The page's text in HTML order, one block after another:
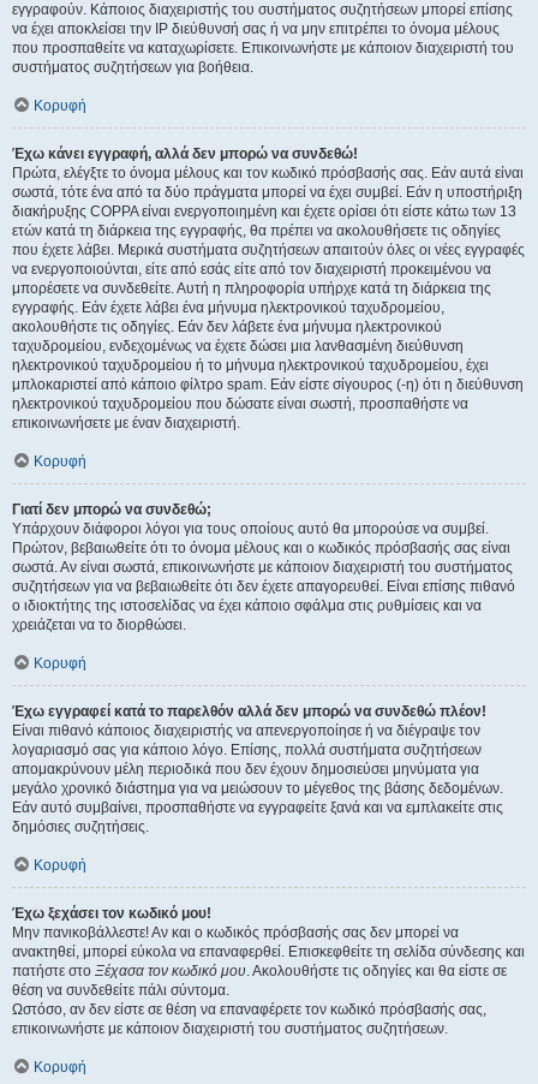
εγγραφούν. Κάποιος διαχειριστής του συστήματος συζητήσεων μπορεί επίσης
να έχει αποκλείσει την IP διεύθυνσή σας ή να μην επιτρέπει το όνομα μέλους
που προσπαθείτε να καταχωρίσετε. Επικοινωνήστε με κάποιον διαχειριστή του
συστήματος συζητήσεων για βοήθεια.
Κορυφή
Έχω κάνει εγγραφή, αλλά δεν μπορώ να συνδεθώ!
Πρώτα, ελέγξτε το όνομα μέλους και τον κωδικό πρόσβασής σας. Εάν αυτά είναι
σωστά, τότε ένα από τα δύο πράγματα μπορεί να έχει συμβεί. Εάν η υποστήριξη
διακήρυξης COPPA είναι ενεργοποιημένη και έχετε ορίσει ότι είστε κάτω των 13
ετών κατά τη διάρκεια της εγγραφής, θα πρέπει να ακολουθήσετε τις οδηγίες
που έχετε λάβει. Μερικά συστήματα συζητήσεων απαιτούν όλες οι νέες εγγραφές
να ενεργοποιούνται, είτε από εσάς είτε από τον διαχειριστή προκειμένου να
μπορέσετε να συνδεθείτε. Αυτή η πληροφορία υπήρχε κατά τη διάρκεια της
εγγραφής. Εάν έχετε λάβει ένα μήνυμα ηλεκτρονικού ταχυδρομείου,
ακολουθήστε τις οδηγίες. Εάν δεν λάβετε ένα μήνυμα ηλεκτρονικού
ταχυδρομείου, ενδεχομένως να έχετε δώσει μια λανθασμένη διεύθυνση
ηλεκτρονικού ταχυδρομείου ή το μήνυμα ηλεκτρονικού ταχυδρομείου, έχει
μπλοκαριστεί από κάποιο φίλτρο spam. Εάν είστε σίγουρος (-η) ότι η διεύθυνση
ηλεκτρονικού ταχυδρομείου που δώσατε είναι σωστή, προσπαθήστε να
επικοινωνήσετε με έναν διαχειριστή.
Κορυφή
Γιατί δεν μπορώ να συνδεθώ;
Υπάρχουν διάφοροι λόγοι για τους οποίους αυτό θα μπορούσε να συμβεί.
Πρώτον, βεβαιωθείτε ότι το όνομα μέλους και ο κωδικός πρόσβασής σας είναι
σωστά. Αν είναι σωστά, επικοινωνήστε με κάποιον διαχειριστή του συστήματος
συζητήσεων για να βεβαιωθείτε ότι δεν έχετε απαγορευθεί. Είναι επίσης πιθανό
ο ιδιοκτήτης της ιστοσελίδας να έχει κάποιο σφάλμα στις ρυθμίσεις και να
χρειάζεται να το διορθώσει.
Κορυφή
Έχω εγγραφεί κατά το παρελθόν αλλά δεν μπορώ να συνδεθώ πλέον!
Είναι πιθανό κάποιος διαχειριστής να απενεργοποίησε ή να διέγραψε τον
λογαριασμό σας για κάποιο λόγο. Επίσης, πολλά συστήματα συζητήσεων
απομακρύνουν μέλη περιοδικά που δεν έχουν δημοσιεύσει μηνύματα για
μεγάλο χρονικό διάστημα για να μειώσουν το μέγεθος της βάσης δεδομένων.
Εάν αυτό συμβαίνει, προσπαθήστε να εγγραφείτε ξανά και να εμπλακείτε στις
δημόσιες συζητήσεις.
Κορυφή
Έχω ξεχάσει τον κωδικό μου!
Μην πανικοβάλλεστε! Αν και ο κωδικός πρόσβασής σας δεν μπορεί να
ανακτηθεί, μπορεί εύκολα να επαναφερθεί. Επισκεφθείτε τη σελίδα σύνδεσης και
πατήστε στο Ξέχασα τον κωδικό μου. Ακολουθήστε τις οδηγίες και θα είστε σε
θέση να συνδεθείτε πάλι σύντομα.
Ωστόσο, αν δεν είστε σε θέση να επαναφέρετε τον κωδικό πρόσβασής σας,
επικοινωνήστε με κάποιον διαχειριστή του συστήματος συζητήσεων.
Κορυφή